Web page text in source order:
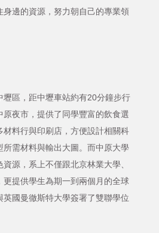
身邊的資源，努力朝自己的專業領
壢區，距中壢車站約有20分鐘步行
原夜市，提供了同學豐富的飲食選
材料行與印刷店，方便設計相關科
所需材料與輸出大圖。而中原大學
源，系上不僅跟北京林業大學、
更提供學生為期一到兩個月的全球
國曼徹斯特大學簽署了雙聯學位